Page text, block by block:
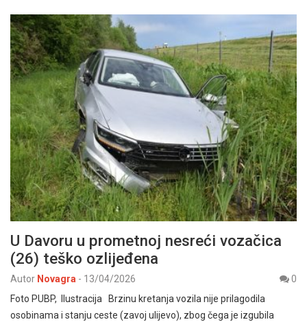
U Davoru u prometnoj nesreći vozačica
(26) teško ozlijeđena
Autor Novagra - 13/04/2026
0
Foto PUBP, Ilustracija Brzinu kretanja vozila nije prilagodila
osobinama i stanju ceste (zavoj ulijevo), zbog čega je izgubila